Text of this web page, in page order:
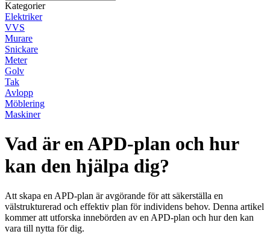
Kategorier
Elektriker
VVS
Murare
Snickare
Meter
Golv
Tak
Avlopp
Möblering
Maskiner
Vad är en APD-plan och hur
kan den hjälpa dig?
Att skapa en APD-plan är avgörande för att säkerställa en
välstrukturerad och effektiv plan för individens behov. Denna artikel
kommer att utforska innebörden av en APD-plan och hur den kan
vara till nytta för dig.